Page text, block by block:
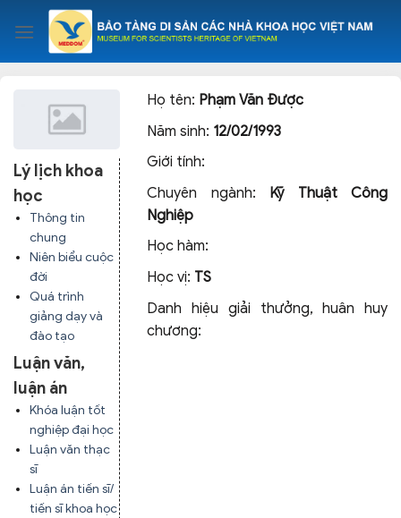
content
Lý lịch khoa
học
Thông tin
chung
Niên biểu cuộc
đời
Quá trình
giảng dạy và
đào tạo
Luận văn,
luận án
Khóa luận tốt
nghiệp đại học
Luận văn thạc
sĩ
Luận án tiến sĩ/
tiến sĩ khoa học
Họ tên: Phạm Văn Được
Năm sinh: 12/02/1993
Giới tính:
Chuyên ngành: Kỹ Thuật Công
Nghiệp
Học hàm:
Học vị: TS
Danh hiệu giải thưởng, huân huy
chương: